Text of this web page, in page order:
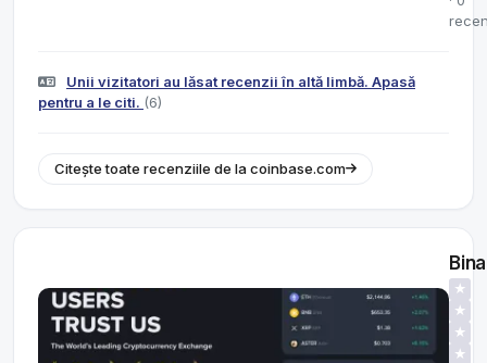
Unii vizitatori au lăsat recenzii în altă limbă. Apasă
pentru a le citi. (6)
Citește toate recenziile de la coinbase.com
★
★
★
★